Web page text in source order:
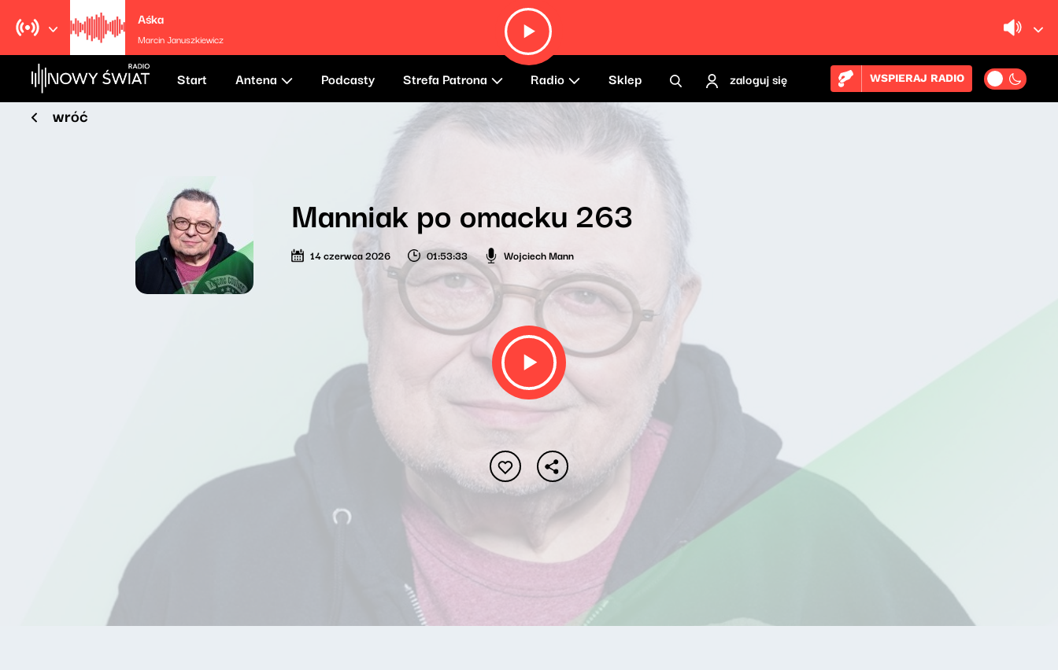
Aśka
Marcin Januszkiewicz
Start Antena Podcasty Strefa Patrona Radio Sklep zaloguj się WSPIERAJ RADIO
wróć
Manniak po omacku 263
14 czerwca 2026 01:53:33 Wojciech Mann